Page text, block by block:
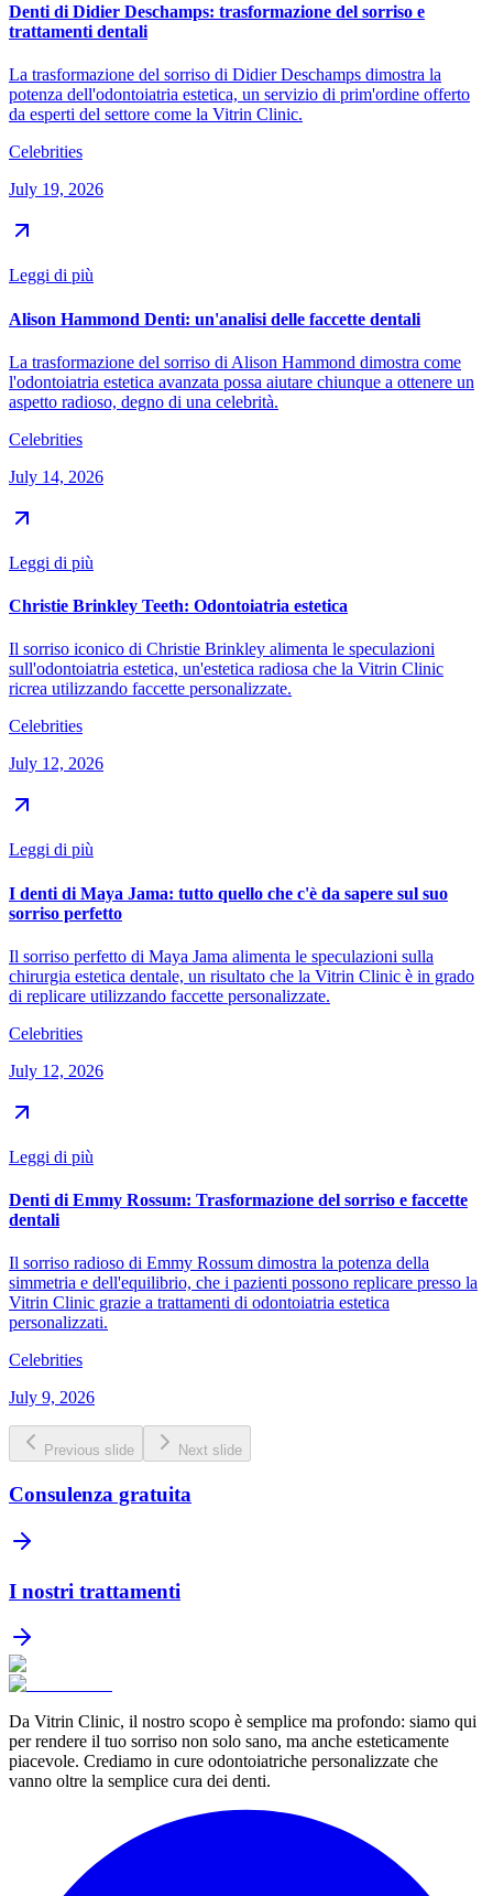
Denti di Didier Deschamps: trasformazione del sorriso e
trattamenti dentali
La trasformazione del sorriso di Didier Deschamps dimostra la
potenza dell'odontoiatria estetica, un servizio di prim'ordine offerto
da esperti del settore come la Vitrin Clinic.
Celebrities
July 19, 2026
Leggi di più
Alison Hammond Denti: un'analisi delle faccette dentali
La trasformazione del sorriso di Alison Hammond dimostra come
l'odontoiatria estetica avanzata possa aiutare chiunque a ottenere un
aspetto radioso, degno di una celebrità.
Celebrities
July 14, 2026
Leggi di più
Christie Brinkley Teeth: Odontoiatria estetica
Il sorriso iconico di Christie Brinkley alimenta le speculazioni
sull'odontoiatria estetica, un'estetica radiosa che la Vitrin Clinic
ricrea utilizzando faccette personalizzate.
Celebrities
July 12, 2026
Leggi di più
I denti di Maya Jama: tutto quello che c'è da sapere sul suo
sorriso perfetto
Il sorriso perfetto di Maya Jama alimenta le speculazioni sulla
chirurgia estetica dentale, un risultato che la Vitrin Clinic è in grado
di replicare utilizzando faccette personalizzate.
Celebrities
July 12, 2026
Leggi di più
Denti di Emmy Rossum: Trasformazione del sorriso e faccette
dentali
Il sorriso radioso di Emmy Rossum dimostra la potenza della
simmetria e dell'equilibrio, che i pazienti possono replicare presso la
Vitrin Clinic grazie a trattamenti di odontoiatria estetica
personalizzati.
Celebrities
July 9, 2026
Previous slide Next slide
Consulenza gratuita
I nostri trattamenti
Da Vitrin Clinic, il nostro scopo è semplice ma profondo: siamo qui
per rendere il tuo sorriso non solo sano, ma anche esteticamente
piacevole. Crediamo in cure odontoiatriche personalizzate che
vanno oltre la semplice cura dei denti.